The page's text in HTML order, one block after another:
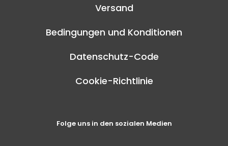
Versand
Bedingungen und Konditionen
Datenschutz-Code
Cookie-Richtlinie
Folge uns in den sozialen Medien